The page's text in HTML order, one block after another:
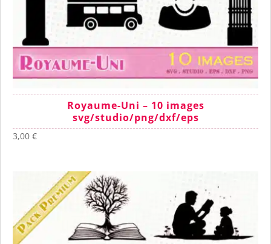
Royaume-Uni – 10 images
svg/studio/png/dxf/eps
3,00 €